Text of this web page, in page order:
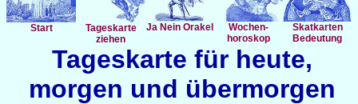
Start
Tageskarte
ziehen
Ja Nein Orakel
Wochen-
horoskop
Skatkarten
Bedeutung
Tageskarte für heute,
morgen und übermorgen